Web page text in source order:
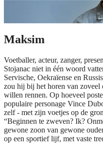
Maksim
Voetballer, acteur, zanger,
Stojanac niet in één woord
Servische, Oekraïense en
zou hij bij het horen van zoveel
willen rennen. Op hoeveel
populaire personage Vince
zelf - met zijn voetjes op de
“Beginnen te zweven? Ik?
gewone zoon van gewone
op een sportief lijf, met vaste